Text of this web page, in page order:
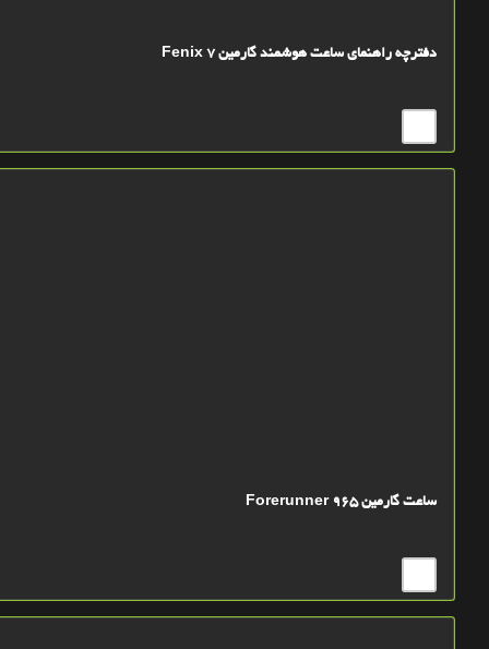
دفترچه راهنمای ساعت هوشمند گارمین Fenix 7
ساعت گارمین Forerunner 965